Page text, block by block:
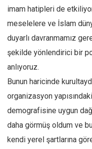
imam hatipleri de
meselelere ve İslam
duyarlı davranmamız
şekilde yönlendirici bir
anlıyoruz.
Bunun haricinde
organizasyon
demografisine uygun
daha görmüş oldum ve
kendi yerel şartlarına